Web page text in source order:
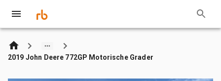
2019 John Deere 772GP Motorische Grader